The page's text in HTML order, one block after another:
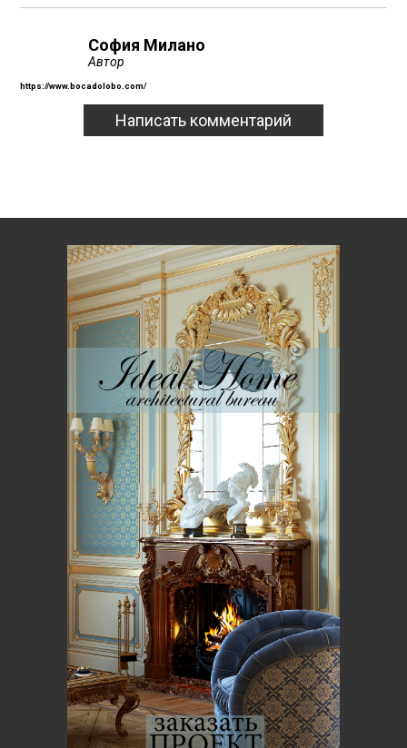
София Милано
Автор
https://www.bocadolobo.com/
Написать комментарий